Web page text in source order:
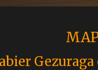
Gezuraga